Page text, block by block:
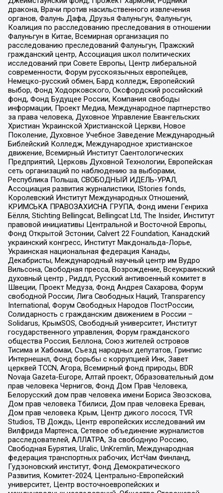
дракона, Врачи против насильственного извлечения
органов, Фалунь Дафа, Друзья Фалуньгун, Фалуньгун,
Коалиция по расследованию преследования в отношении
Фалуньгун в Китае, Всемирная организация по
расследованию преследований Фалуньгун, Пражский
гражданский центр, Ассоциация школ политических
исследований при Совете Европы, Центр либеральной
современности, Форум русскоязычных европейцев,
Немецко-русский обмен, Бард колледж, Европейский
выбор, Фонд Ходорковского, Оксфордский российский
фонд, Фонд Будущее России, Компания свободы
информации, Проект Медиа, Международное партнерство
за права человека, Духовное Управление Евангельских
Христиан Украинской Христианской Церкви, Новое
Поколение, Духовное Учебное Заведение Международный
Библейский Колледж, Международное христианское
движение, Всемирный Институт Саентологических
Предприятий, Церковь Духовной Технологии, Европейская
сеть организаций по наблюдению за выборами,
Республика Польша, СВОБОДНЫЙ ИДЕЛЬ-УРАЛ,
Ассоциация развития журналистики, IStories fonds,
Королевский Институт Международных Отношений,
КРИМСЬКА ПРАВОЗАХИСНА ГРУПА, Фонд имени Генриха
Бёлля, Stichting Bellingcat, Bellingcat Ltd, The Insider, Институт
правовой инициативы Центральной и Восточной Европы,
Фонд Открытой Эстонии, Calvert 22 Foundation, Канадский
украинский конгресс, Институт Макдональда-Лорье,
Украинская национальная федерация Канады,
Декабристы, Международный научный центр им Вудро
Вильсона, Свободная пресса, Возрождение, Всеукраинский
духовный центр , Риддл, Русский антивоенный комитет в
Швеции, Проект Медуза, Фонд Андрея Сахарова, Форум
свободной России, Лига Свободных Наций, Transparеncy
International, Форум Свободных Народов ПостРоссии,
Солидарность с гражданским движением в России –
Solidarus, КрымSOS, Свободный университет, Институт
государственного управления, Форум гражданского
общества Россия, Беллона, Союз жителей островов
Тисима и Хабомаи, Съезд народных депутатов, Гринпис
Интернешнл, Фонд борьбы с коррупцией Инк, Завет
церквей TCCN, Агора, Всемирный фонд природы, BDR
Novaja Gazeta-Europe, Алтай проект, Образовательный дом
прав человека Чернигов, Фонд Дом Прав Человека,
Белорусский дом прав человека имени Бориса Звозскова,
Дом прав человека Тбилиси, Дом прав человека Ереван,
Дом прав человека Крым, Центр дикого лосося, TVR
Studios, ТВ Дождь, Центр европейских исследований им
Вилфрида Мартенса, Сетевое объединение журналистов
расследователей, АЛЛАТРА, За свободную Россию,
Свободная Бурятия, Uralic, UnKremlin, Международная
федерация транспортных рабочих, ИстЧам Финланд,
Гудзоновский институт, Фонд Демократического
Развития, Комитет-2024, Центрально-Европейский
университет, Центр восточноевропейских и